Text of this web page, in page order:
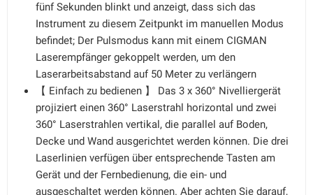
fünf Sekunden blinkt und anzeigt, dass sich das
Instrument zu diesem Zeitpunkt im manuellen Modus
befindet; Der Pulsmodus kann mit einem CIGMAN
Laserempfänger gekoppelt werden, um den
Laserarbeitsabstand auf 50 Meter zu verlängern
【 Einfach zu bedienen 】 Das 3 x 360° Nivelliergerät
projiziert einen 360° Laserstrahl horizontal und zwei
360° Laserstrahlen vertikal, die parallel auf Boden,
Decke und Wand ausgerichtet werden können. Die drei
Laserlinien verfügen über entsprechende Tasten am
Gerät und der Fernbedienung, die ein- und
ausgeschaltet werden können. Aber achten Sie darauf,